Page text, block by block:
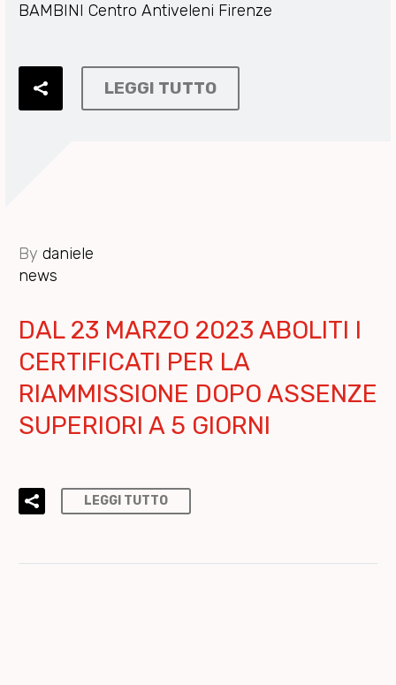
BAMBINI Centro Antiveleni Firenze
LEGGI TUTTO
By daniele
news
DAL 23 MARZO 2023 ABOLITI I
CERTIFICATI PER LA
RIAMMISSIONE DOPO ASSENZE
SUPERIORI A 5 GIORNI
LEGGI TUTTO